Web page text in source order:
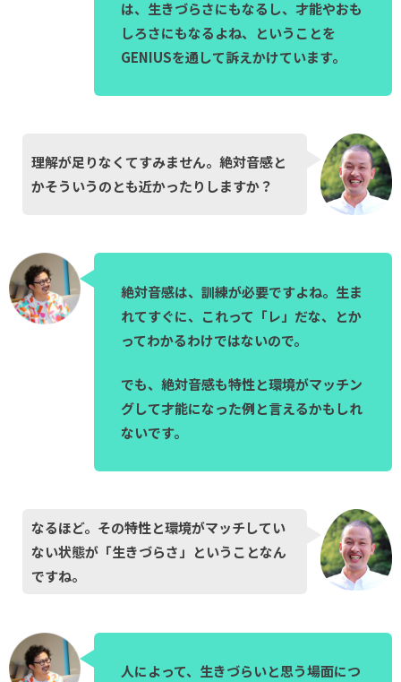
は、生きづらさにもなるし、才能やおも
しろさにもなるよね、ということを
GENIUSを通して訴えかけています。
理解が足りなくてすみません。絶対音感と
かそういうのとも近かったりしますか？
絶対音感は、訓練が必要ですよね。生ま
れてすぐに、これって「レ」だな、とか
ってわかるわけではないので。
でも、絶対音感も特性と環境がマッチン
グして才能になった例と言えるかもしれ
ないです。
なるほど。その特性と環境がマッチしてい
ない状態が「生きづらさ」ということなん
ですね。
人によって、生きづらいと思う場面につ